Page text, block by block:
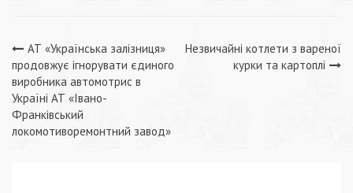
Навігація
записів
АТ «Українська залізниця»
продовжує ігнорувати єдиного
виробника автомотрис в
Україні АТ «Івано-
Франківський
локомотиворемонтний завод»
Незвичайні котлети з вареної
курки та картоплі